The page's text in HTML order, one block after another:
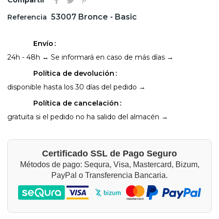
Referencia 53007 Bronce - Basic
Envío
24h - 48h ↔ Se informará en caso de más días →
Política de devolución
disponible hasta los 30 días del pedido →
Política de cancelación
gratuita si el pedido no ha salido del almacén →
Certificado SSL de Pago Seguro
Métodos de pago: Sequra, Visa, Mastercard, Bizum,
PayPal o Transferencia Bancaria.